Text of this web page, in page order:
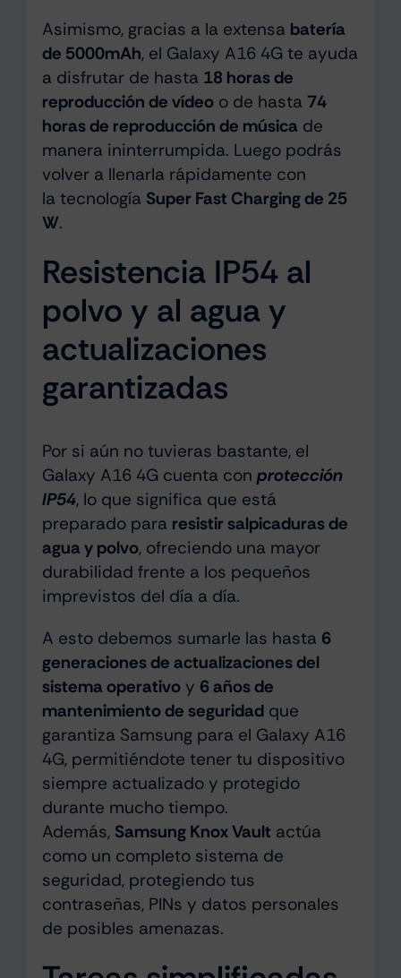
Asimismo, gracias a la extensa batería
de 5000mAh, el Galaxy A16 4G te ayuda
a disfrutar de hasta 18 horas de
reproducción de vídeoo de hasta 74
horas de reproducción de música de
manera ininterrumpida. Luego podrás
volver a llenarla rápidamente con
la tecnología Super Fast Charging de 25
W.
Resistencia IP54 al
polvo y al agua y
actualizaciones
garantizadas
Por si aún no tuvieras bastante, el
Galaxy A16 4G cuenta con protección
IP54, lo que significa que está
preparado para resistir salpicaduras de
agua y polvo, ofreciendo una mayor
durabilidad frente a los pequeños
imprevistos del día a día.
A esto debemos sumarle las hasta 6
generaciones de actualizaciones del
sistema operativoy 6 años de
mantenimiento de seguridadque
garantiza Samsung para el Galaxy A16
4G, permitiéndote tener tu dispositivo
siempre actualizado y protegido
durante mucho tiempo.
Además, Samsung Knox Vault actúa
como un completo sistema de
seguridad, protegiendo tus
contraseñas, PINs y datos personales
de posibles amenazas.